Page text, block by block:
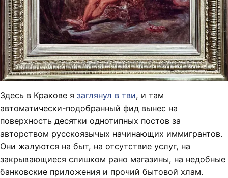
Здесь в Кракове я заглянул в тви, и там
автоматически-подобранный фид вынес на
поверхность десятки однотипных постов за
авторством русскоязычых начинающих иммигрантов.
Они жалуются на быт, на отсутствие услуг, на
закрывающиеся слишком рано магазины, на недобные
банковские приложения и прочий бытовой хлам.